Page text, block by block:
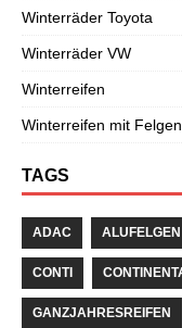
Winterräder Toyota
Winterräder VW
Winterreifen
Winterreifen mit Felgen
TAGS
ADAC ALUFELGEN
CONTI
GANZJAHRESREIFEN